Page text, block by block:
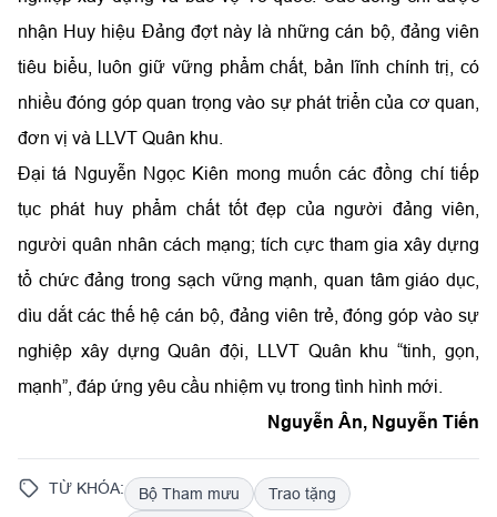
nhận Huy hiệu Đảng đợt này là những cán bộ, đảng viên
tiêu biểu, luôn giữ vững phẩm chất, bản lĩnh chính trị, có
nhiều đóng góp quan trọng vào sự phát triển của cơ quan,
đơn vị và LLVT Quân khu.
Đại tá Nguyễn Ngọc Kiên mong muốn các đồng chí tiếp
tục phát huy phẩm chất tốt đẹp của người đảng viên,
người quân nhân cách mạng; tích cực tham gia xây dựng
tổ chức đảng trong sạch vững mạnh, quan tâm giáo dục,
dìu dắt các thế hệ cán bộ, đảng viên trẻ, đóng góp vào sự
nghiệp xây dựng Quân đội, LLVT Quân khu “tinh, gọn,
mạnh”, đáp ứng yêu cầu nhiệm vụ trong tình hình mới.
Nguyễn Ân, Nguyễn Tiến
TỪ KHÓA: Bộ Tham mưu
Trao tặng